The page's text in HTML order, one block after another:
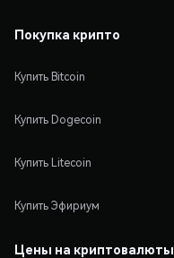
Покупка крипто
Купить Bitcoin
Купить Dogecoin
Купить Litecoin
Купить Эфириум
Цены на криптовалюты